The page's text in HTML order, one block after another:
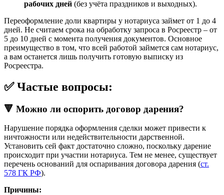
рабочих дней (без учёта праздников и выходных).
Переоформление доли квартиры у нотариуса займет от 1 до 4
дней. Не считаем срока на обработку запроса в Росреестр – от
5 до 10 дней с момента получения документов. Основное
преимущество в том, что всей работой займется сам нотариус,
а вам останется лишь получить готовую выписку из
Росреестра.
✅ Частые вопросы:
🔻 Можно ли оспорить договор дарения?
Нарушение порядка оформления сделки может привести к
ничтожности или недействительности дарственной.
Установить сей факт достаточно сложно, поскольку дарение
происходит при участии нотариуса. Тем не менее, существует
перечень оснований для оспаривания договора дарения (ст.
578 ГК РФ).
Причины: